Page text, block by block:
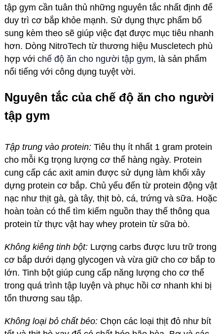
tập gym cần tuân thủ những nguyên tắc nhất định để
duy trì cơ bắp khỏe mạnh. Sử dụng thực phẩm bổ
sung kèm theo sẽ giúp việc đạt được mục tiêu nhanh
hơn. Dòng NitroTech từ thương hiệu Muscletech phù
hợp với chế độ ăn cho người tập gym, là sản phẩm
nổi tiếng với công dụng tuyệt vời.
Nguyên tắc của chế độ ăn cho người
tập gym
Tập trung vào protein: Tiêu thụ ít nhất 1 gram protein
cho mỗi Kg trọng lượng cơ thể hàng ngày. Protein
cung cấp các axit amin được sử dụng làm khối xây
dựng protein cơ bắp. Chủ yếu đến từ protein động vật
nạc như thịt gà, gà tây, thịt bò, cá, trứng và sữa. Hoặc
hoàn toàn có thể tìm kiếm nguồn thay thế thông qua
protein từ thực vật hay whey protein từ sữa bò.
Không kiêng tinh bột: Lượng carbs được lưu trữ trong
cơ bắp dưới dạng glycogen và vừa giữ cho cơ bắp to
lớn. Tinh bột giúp cung cấp năng lượng cho cơ thể
trong quá trình tập luyện và phục hồi cơ nhanh khi bị
tổn thương sau tập.
Không loại bỏ chất béo: Chọn các loại thịt đỏ như bít